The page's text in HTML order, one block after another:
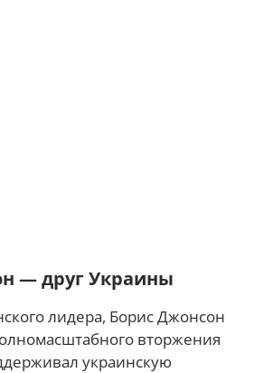
— друг Украины
лидера, Борис Джонсон
вторжения
украинскую